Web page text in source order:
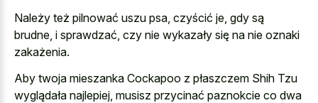
Należy też pilnować uszu psa, czyścić je, gdy są
brudne, i sprawdzać, czy nie wykazały się na nie oznaki
zakażenia.
Aby twoja mieszanka Cockapoo z płaszczem Shih Tzu
wyglądała najlepiej, musisz przycinać paznokcie co dwa